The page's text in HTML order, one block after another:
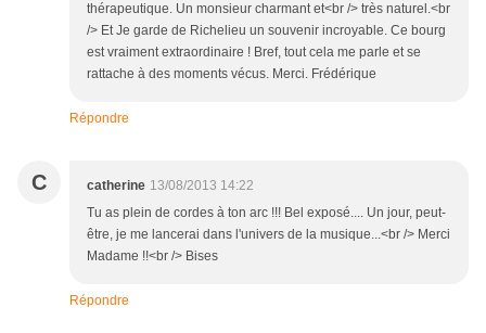
thérapeutique. Un monsieur charmant et<br /> très naturel.<br
/> Et Je garde de Richelieu un souvenir incroyable. Ce bourg
est vraiment extraordinaire ! Bref, tout cela me parle et se
rattache à des moments vécus. Merci. Frédérique
Répondre
C catherine 13/08/2013 14:22
Tu as plein de cordes à ton arc !!! Bel exposé.... Un jour, peut-
être, je me lancerai dans l'univers de la musique...<br /> Merci
Madame !!<br /> Bises
Répondre